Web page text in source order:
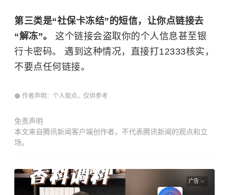
第三类是“社保卡冻结”的短信，让你点链接去
“解冻”。 这个链接会盗取你的个人信息甚至银
行卡密码。 遇到这种情况，直接打12333核实，
不要点任何链接。
作者声明：个人观点，仅供参考
免责声明
本文来自腾讯新闻客户端创作者，不代表腾讯新闻的观点和立
场。
广告